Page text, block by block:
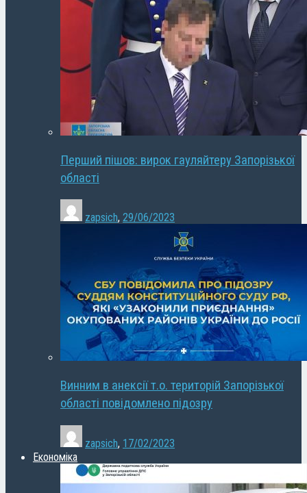
Перший пішов: вирок гауляйтеру Запорізької
області
zapsich, 29/06/2023
Винним в анексії т.о. територій Запорізької
області повідомлено підозру
zapsich, 17/02/2023
Економіка